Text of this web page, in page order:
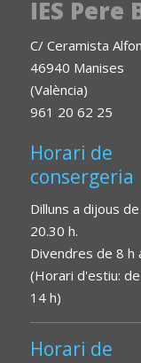
IES Pere
C/ Ceramista
46940 Manises
(València)
961 20 62 25
Horari de
consergeria
Dilluns a dijous
20.30 h.
Divendres de 8 h
(Horari d'estiu:
14 h)
Horari de